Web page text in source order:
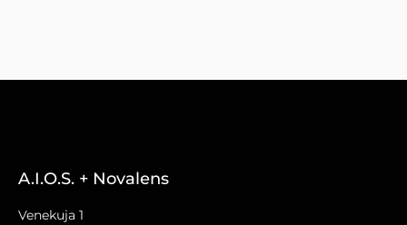
A.I.O.S. + Novalens
Venekuja 1